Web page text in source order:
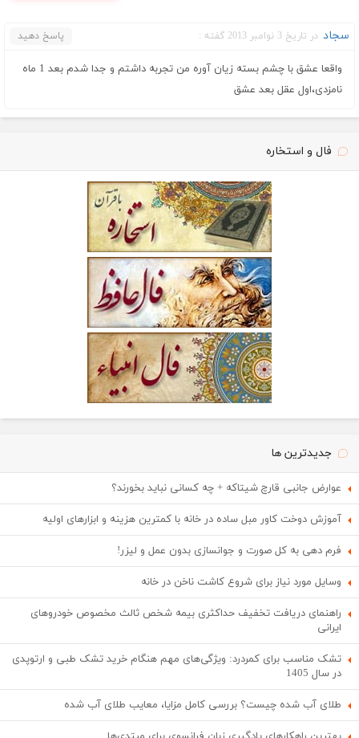
سجاد در تاریخ 3 نوامبر 2013 گفته : پاسخ دهید
واقعا عشق با چشم بسته زیان آوره من تجربه داشتم و جدا شدم بعد 1 ماه
نامزدی،اول عقل بعد عشق
فال و استخاره
جدیدترین ها
عوارض جانبی قارچ شیتاکه + چه کسانی نباید بخورند؟
آموزش دوخت کاور مبل ساده در خانه با کمترین هزینه و ابزارهای اولیه
فرم دهی به کل صورت و جوانسازی بدون عمل و لیزر!
وسایل مورد نیاز برای شروع کاشت ناخن در خانه
راهنمای دریافت تخفیف حداکثری بیمه شخص ثالث مخصوص خودروهای
ایرانی
تشک مناسب برای کمردرد: ویژگی‌های مهم هنگام خرید تشک طبی و ارتوپدی
در سال 1405
طلای آب شده چیست؟ بررسی کامل مزایا، معایب طلای آب شده